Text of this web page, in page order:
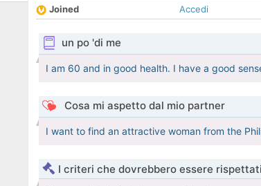
Joined
Accedi
un po 'di me
I am 60 and in good health. I have a good
Cosa mi aspetto dal mio partner
I want to find an attractive woman from the
I criteri che dovrebbero essere rispettati